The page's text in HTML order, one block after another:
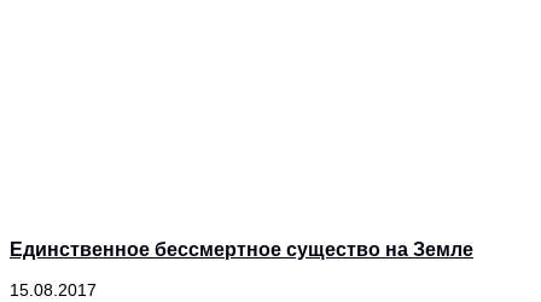
Единственное бессмертное существо на Земле
15.08.2017